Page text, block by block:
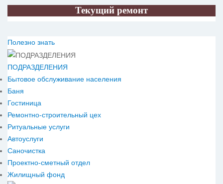
Текущий ремонт
Полезно знать
ПОДРАЗДЕЛЕНИЯ
Бытовое обслуживание населения
Баня
Гостиница
Ремонтно-строительный цех
Ритуальные услуги
Автоуслуги
Саночистка
Проектно-сметный отдел
Жилищный фонд